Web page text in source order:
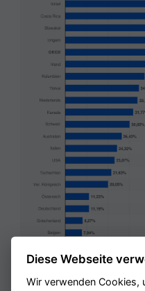
Diese Webseite
Wir verwenden Cookies,